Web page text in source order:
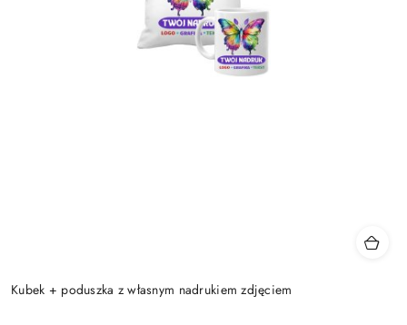
Kubek + poduszka z własnym nadrukiem zdjęciem